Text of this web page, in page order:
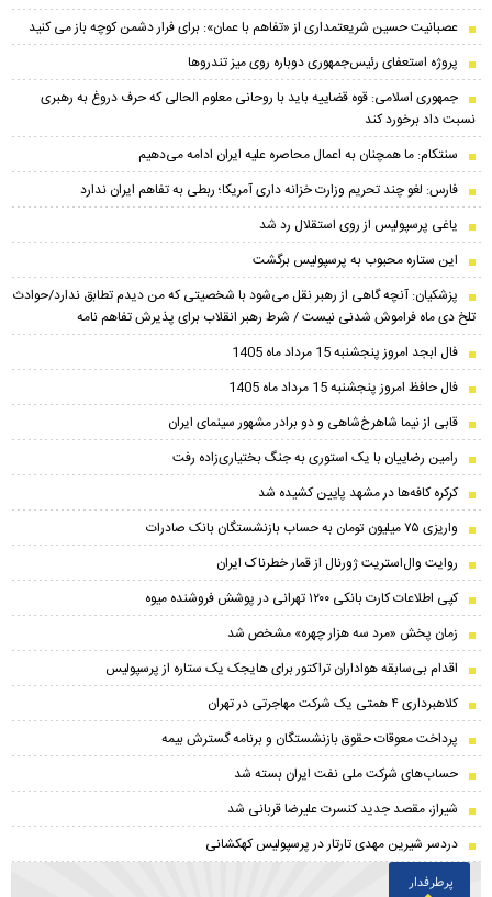
عصبانیت حسین شریعتمداری از «تفاهم با عمان»: برای فرار دشمن کوچه باز می کنید
پروژه استعفای رئیس‌جمهوری دوباره روی میز تندروها
جمهوری اسلامی: قوه قضاییه باید با روحانی معلوم الحالی که حرف دروغ به رهبری
نسبت داد برخورد کند
سنتکام: ما همچنان به اعمال محاصره علیه ایران ادامه می‌دهیم
فارس: لغو چند تحریم وزارت خزانه داری آمریکا؛ ربطی به تفاهم ایران ندارد
یاغی پرسپولیس از روی استقلال رد شد
این ستاره محبوب به پرسپولیس برگشت
پزشکیان‌: آنچه گاهی از رهبر نقل می‌شود با شخصیتی که من دیدم تطابق ندارد/حوادث
تلخ دی ماه فراموش شدنی نیست / شرط رهبر انقلاب برای پذیرش تفاهم نامه
فال ابجد امروز پنجشنبه 15 مرداد ماه 1405
فال حافظ امروز پنجشنبه 15 مرداد ماه 1405
قابی از نیما شاهرخ‌شاهی و دو برادر مشهور سینمای ایران
رامین رضاییان با یک استوری به جنگ بختیاری‌زاده رفت
کرکره کافه‌ها در مشهد پایین کشیده شد
واریزی ۷۵ میلیون تومان به حساب بازنشستگان بانک صادرات
روایت وال‌استریت ژورنال از قمار خطرناک ایران
کپی اطلاعات کارت بانکی ۱۲۰۰ تهرانی در پوشش فروشنده میوه
زمان پخش «مرد سه هزار چهره» مشخص شد
اقدام بی‌سابقه هواداران تراکتور برای هایجک یک ستاره از پرسپولیس
کلاهبرداری ۴ همتی یک شرکت مهاجرتی در تهران
پرداخت معوقات حقوق بازنشستگان و برنامه گسترش بیمه
حساب‌‌های شرکت ملی نفت ایران بسته شد
شیراز، مقصد جدید کنسرت علیرضا قربانی شد
دردسر شیرین مهدی تارتار در پرسپولیس کهکشانی
پرطرفدار